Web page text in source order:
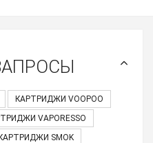
КАРТРИДЖИ VOOPOO
VAPORESSO
КАРТРИДЖИ SMOK